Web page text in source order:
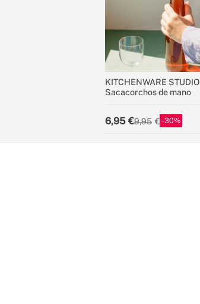
KITCHENWARE STUDIO
Sacacorchos de mano
6,95 9,95 30